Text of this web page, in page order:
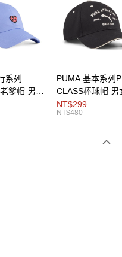
費
系列
爹帽 男女
PUMA 基本系列
CLASS棒球帽 男
同
NT$299
NT$480